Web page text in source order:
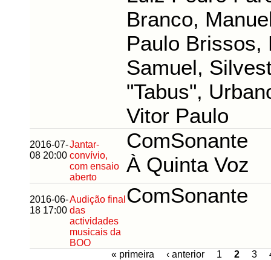
Branco,
Paulo Brissos,
Samuel,
"Tabus",
Vitor Paulo
2016-07-
08 20:00
Jantar-
convívio,
com ensaio
aberto
ComSonante
À Quinta Voz
2016-06-
18 17:00
Audição final
das
actividades
musicais da
BOO
ComSonante
« primeira ‹ anterior 1 2 3